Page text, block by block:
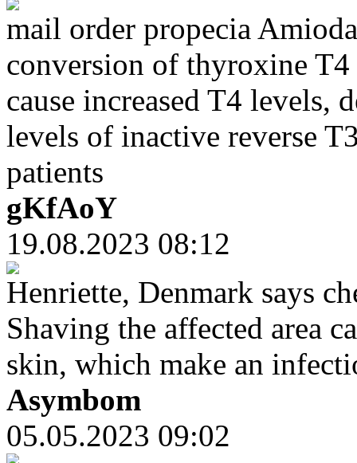
mail order propecia
conversion of thyroxine
cause increased T4 levels,
levels of inactive reverse
patients
gKfAoY
19.08.2023 08:12
Henriette, Denmark says
Shaving the affected area
skin, which make an
Asymbom
05.05.2023 09:02